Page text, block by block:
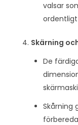
valsar
Skärning
De
Skårning